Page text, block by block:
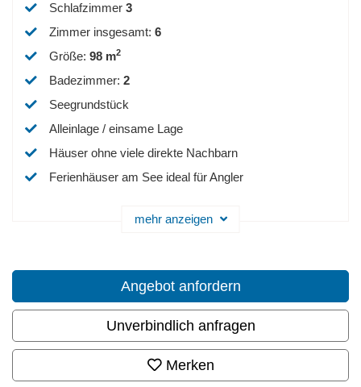
Schlafzimmer 3
Zimmer insgesamt: 6
Größe: 98 m2
Badezimmer: 2
Seegrundstück
Alleinlage / einsame Lage
Häuser ohne viele direkte Nachbarn
Ferienhäuser am See ideal für Angler
mehr anzeigen
Angebot anfordern
Unverbindlich anfragen
Merken